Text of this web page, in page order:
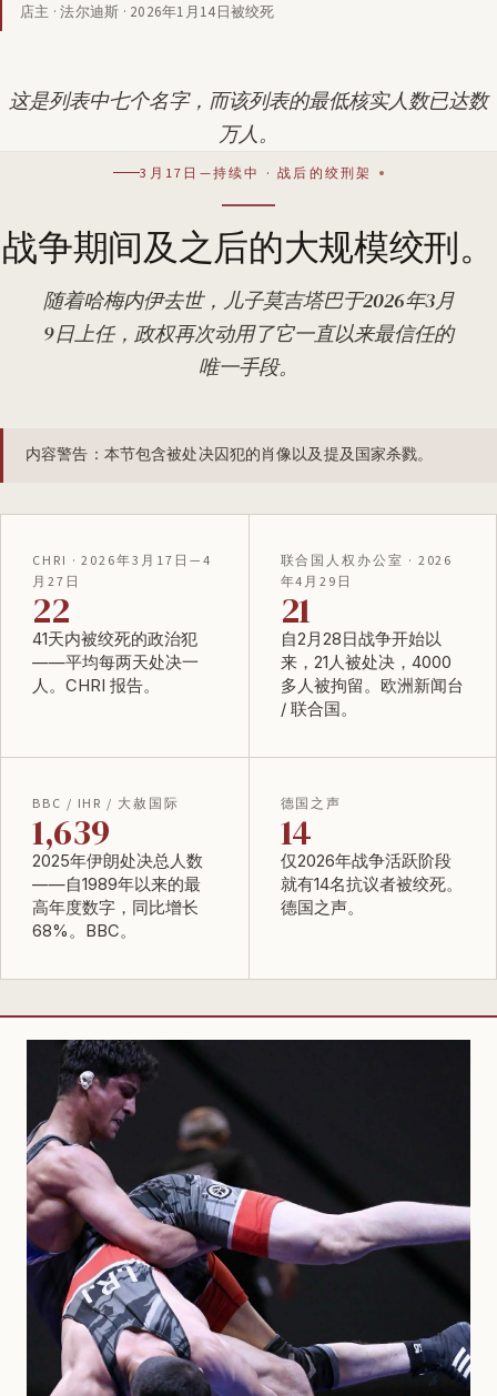
店主 · 法尔迪斯 · 2026年1月14日被绞死
这是列表中七个名字，而该列表的最低核实人数已达数
万人。
3月17日—持续中 · 战后的绞刑架
战争期间及之后的大规模绞刑。
随着哈梅内伊去世，儿子莫吉塔巴于2026年3月
9日上任，政权再次动用了它一直以来最信任的
唯一手段。
内容警告：本节包含被处决囚犯的肖像以及提及国家杀戮。
CHRI · 2026年3月17日—4
月27日
22
41天内被绞死的政治犯
——平均每两天处决一
人。 CHRI 报告。
联合国人权办公室 · 2026
年4月29日
21
自2月28日战争开始以
来，21人被处决，4000
多人被拘留。 欧洲新闻台
/ 联合国。
BBC / IHR / 大赦国际
1,639
2025年伊朗处决总人数
——自1989年以来的最
高年度数字，同比增长
68%。 BBC。
德国之声
14
仅2026年战争活跃阶段
就有14名抗议者被绞死。
德国之声。